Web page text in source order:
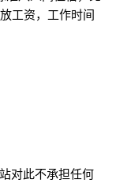
工资，工作时间
对此不承担任何